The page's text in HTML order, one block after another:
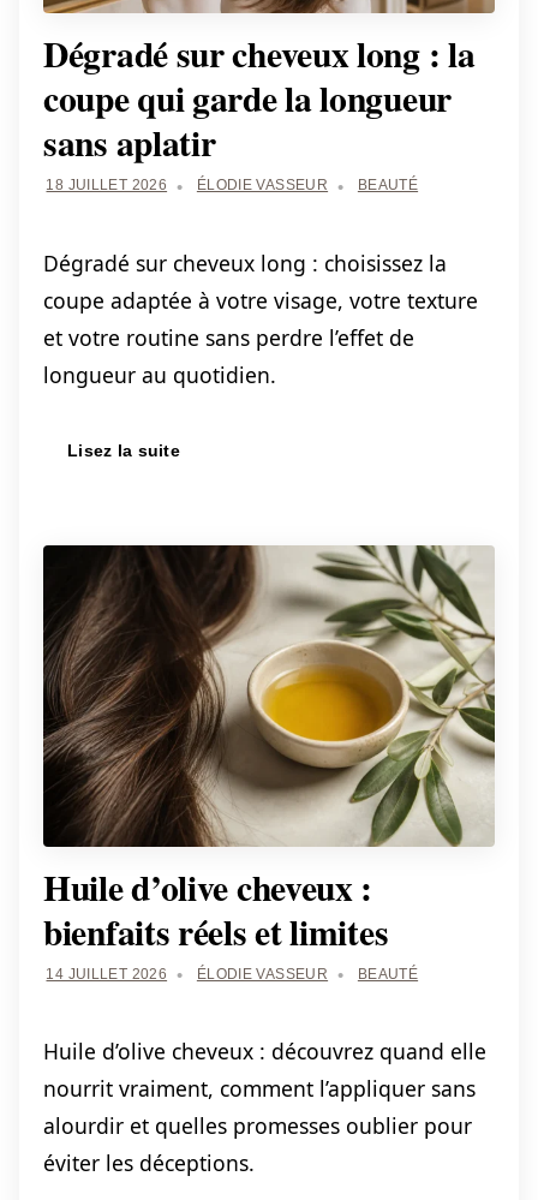
Dégradé sur cheveux long : la
coupe qui garde la longueur
sans aplatir
18 JUILLET 2026 ÉLODIE VASSEUR BEAUTÉ
Dégradé sur cheveux long : choisissez la
coupe adaptée à votre visage, votre texture
et votre routine sans perdre l’effet de
longueur au quotidien.
Lisez la suite
Huile d’olive cheveux :
bienfaits réels et limites
14 JUILLET 2026 ÉLODIE VASSEUR BEAUTÉ
Huile d’olive cheveux : découvrez quand elle
nourrit vraiment, comment l’appliquer sans
alourdir et quelles promesses oublier pour
éviter les déceptions.